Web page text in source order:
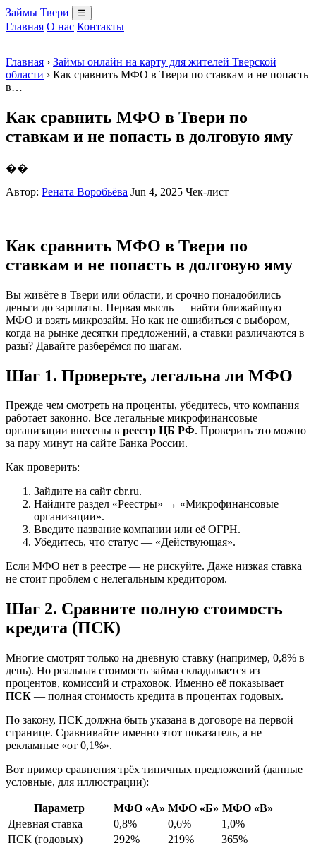
Займы Твери ☰
Главная О нас Контакты
Главная › Займы онлайн на карту для жителей Тверской
области › Как сравнить МФО в Твери по ставкам и не попасть
в…
Как сравнить МФО в Твери по
ставкам и не попасть в долговую яму
��
Автор: Рената Воробьёва Jun 4, 2025 Чек-лист
Как сравнить МФО в Твери по
ставкам и не попасть в долговую яму
Вы живёте в Твери или области, и срочно понадобились
деньги до зарплаты. Первая мысль — найти ближайшую
МФО и взять микрозайм. Но как не ошибиться с выбором,
когда на рынке десятки предложений, а ставки различаются в
разы? Давайте разберёмся по шагам.
Шаг 1. Проверьте, легальна ли МФО
Прежде чем смотреть на проценты, убедитесь, что компания
работает законно. Все легальные микрофинансовые
организации внесены в реестр ЦБ РФ. Проверить это можно
за пару минут на сайте Банка России.
Как проверить:
Зайдите на сайт cbr.ru.
Найдите раздел «Реестры» → «Микрофинансовые
организации».
Введите название компании или её ОГРН.
Убедитесь, что статус — «Действующая».
Если МФО нет в реестре — не рискуйте. Даже низкая ставка
не стоит проблем с нелегальным кредитором.
Шаг 2. Сравните полную стоимость
кредита (ПСК)
Многие смотрят только на дневную ставку (например, 0,8% в
день). Но реальная стоимость займа складывается из
процентов, комиссий и страховок. Именно её показывает
ПСК — полная стоимость кредита в процентах годовых.
По закону, ПСК должна быть указана в договоре на первой
странице. Сравнивайте именно этот показатель, а не
рекламные «от 0,1%».
Вот пример сравнения трёх типичных предложений (данные
условные, для иллюстрации):
Параметр МФО «А» МФО «Б» МФО «В»
Дневная ставка
0,8% 0,6%
1,0%
ПСК (годовых)
292% 219%
365%